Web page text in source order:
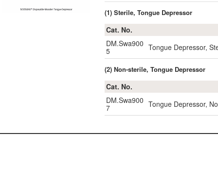
(1) Sterile, Tongue Depressor
Cat. No.
DM.Swa900
5
Tongue Depressor,
(2) Non-sterile, Tongue Depressor
Cat. No.
DM.Swa900
7
Tongue Depressor,